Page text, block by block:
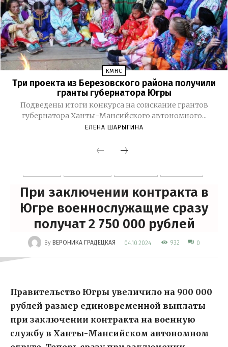
КМНС
Три проекта из Березовского района получили
гранты губернатора Югры
Подведены итоги конкурса на соискание грантов
губернатора Ханты-Мансийского автономного...
ЕЛЕНА ШАРЫГИНА